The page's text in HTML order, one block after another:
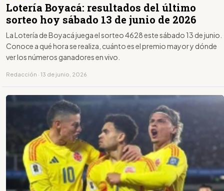
Lotería Boyacá: resultados del último
sorteo hoy sábado 13 de junio de 2026
La Lotería de Boyacá juega el sorteo 4628 este sábado 13 de junio.
Conoce a qué hora se realiza, cuánto es el premio mayor y dónde
ver los números ganadores en vivo.
Redacción · 13 de junio, 2026